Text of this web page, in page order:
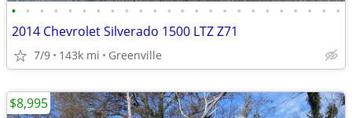
• • • • • • • • • • • • • • • • • • • • • • • •
2014 Chevrolet Silverado 1500 LTZ Z71
7/9 143k mi Greenville
$8,995